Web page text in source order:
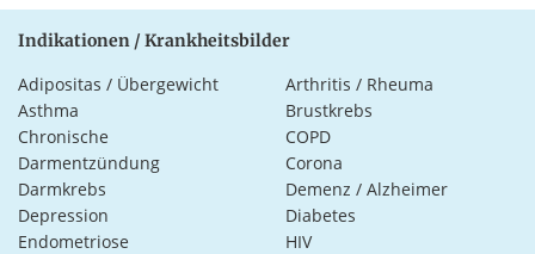
Indikationen / Krankheitsbilder
Adipositas / Übergewicht
Arthritis / Rheuma
Asthma
Brustkrebs
Chronische
Darmentzündung
COPD
Corona
Darmkrebs
Demenz / Alzheimer
Depression
Diabetes
Endometriose
HIV